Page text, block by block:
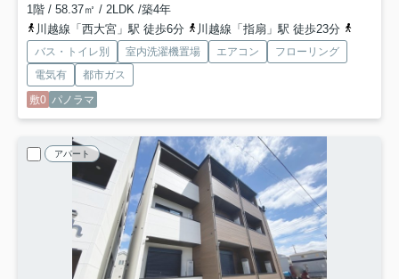
1階 / 58.37㎡ / 2LDK /築4年
川越線「西大宮」駅 徒歩6分
川越線「指扇」駅 徒歩23分
バス・トイレ別 室内洗濯機置場 エアコン
フローリング
電気有
都市ガス
敷0 パノラマ
アパート